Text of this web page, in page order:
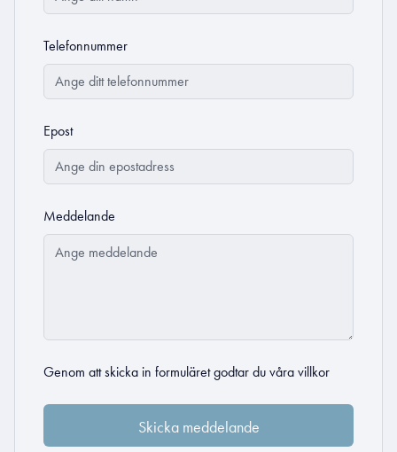
Telefonnummer
Epost
Meddelande
Genom att skicka in formuläret godtar du våra villkor